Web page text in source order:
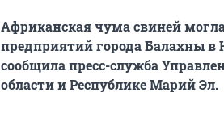
Африканская чума свиней
предприятий города Балахны в
сообщила пресс-служба
области и Республике Марий Эл.